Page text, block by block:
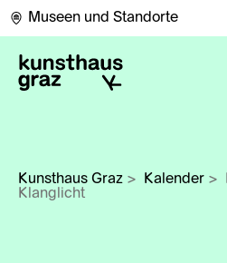
Museen und Standorte
Kunsthaus Graz > Kalender >
Klanglicht